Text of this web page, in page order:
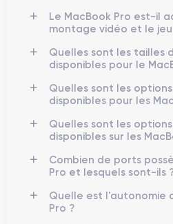
PowerBook G4, introduisant
marquant une nouvelle ère
d'Apple. Depuis lors, il a
innovations, telles que l'inclusion
l'expérience utilisateur. En
nouveau le marché avec les puces
la performance du MacBook
auparavant, notamment dans les
traitement intensif.
MacBook Pro, visitez nos
Le MacBook Pro est-il
montage vidéo et le jeu
Quelles sont les tailles
disponibles pour le
Quelles sont les
disponibles pour les
Quelles sont les options
disponibles sur les
Combien de ports
Pro et lesquels sont-ils
Quelle est l'autonomie
Pro ?